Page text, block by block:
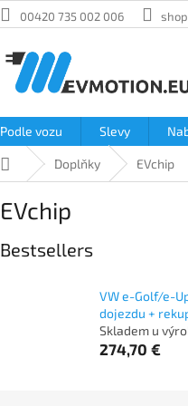
00420 735 002 006
Podle vozu Slevy
Home Doplňky EVchip
EVchip
Bestsellers
VW e-Golf/e-
dojezdu +
Skladem u
274,70 €